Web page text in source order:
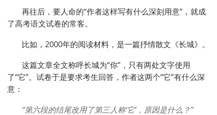
再往后，要人命的“作者这样写有什么深刻用意”，就成
了高考语文试卷的常客。
比如，2000年的阅读材料，是一篇抒情散文《长城》。
这篇文章全文称呼长城为“你”，只有两处文字使用
了“它”。试卷于是要求考生回答，作者这两个“它”有什么深
意：
“第六段的结尾改用了第三人称‘它’，原因是什么？”